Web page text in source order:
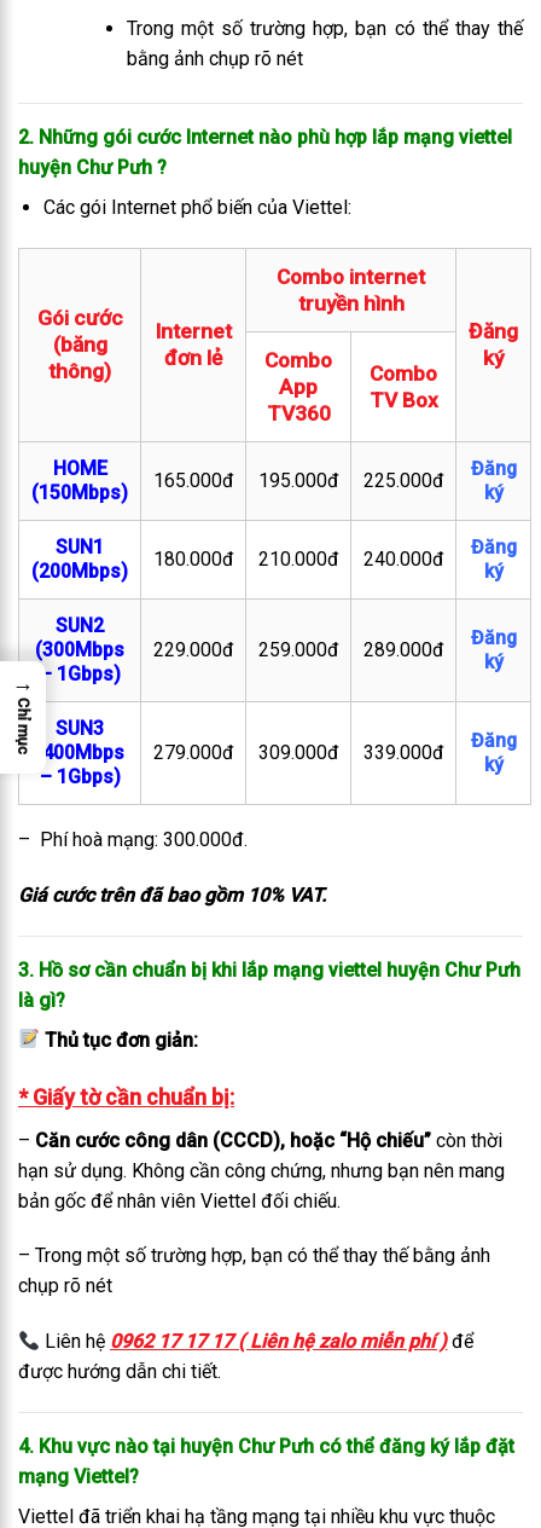
Trong một số trường hợp, bạn có thể thay thế
bằng ảnh chụp rõ nét
2. Những gói cước Internet nào phù hợp lắp mạng viettel
huyện Chư Pưh ?
Các gói Internet phổ biến của Viettel:
Gói cước
(băng
thông)
Internet
đơn lẻ
Combo internet
truyền hình
Đăng
ký
Combo
App
TV360
Combo
TV Box
HOME
(150Mbps)
165.000đ 195.000đ 225.000đ
Đăng
ký
SUN1
(200Mbps)
180.000đ 210.000đ 240.000đ
Đăng
ký
SUN2
(300Mbps
– 1Gbps)
229.000đ 259.000đ 289.000đ
Đăng
ký
SUN3
(400Mbps
– 1Gbps)
279.000đ 309.000đ 339.000đ
Đăng
ký
– Phí hoà mạng: 300.000đ.
Giá cước trên đã bao gồm 10% VAT.
3. Hồ sơ cần chuẩn bị khi lắp mạng viettel huyện Chư Pưh
là gì?
Thủ tục đơn giản:
* Giấy tờ cần chuẩn bị:
– Căn cước công dân (CCCD), hoặc “Hộ chiếu” còn thời
hạn sử dụng. Không cần công chứng, nhưng bạn nên mang
bản gốc để nhân viên Viettel đối chiếu.
– Trong một số trường hợp, bạn có thể thay thế bằng ảnh
chụp rõ nét
Liên hệ 0962 17 17 17 ( Liên hệ zalo miễn phí )để
được hướng dẫn chi tiết.
4. Khu vực nào tại huyện Chư Pưh có thể đăng ký lắp đặt
mạng Viettel?
Viettel đã triển khai hạ tầng mạng tại nhiều khu vực thuộc
→
Chỉ mục